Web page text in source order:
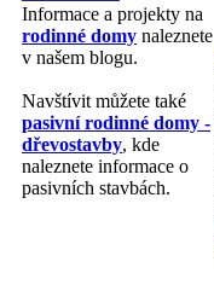
Informace a projekty na
rodinné domy naleznete
v našem blogu.
Navštívit můžete také
pasivní rodinné domy -
dřevostavby, kde
naleznete informace o
pasivních stavbách.